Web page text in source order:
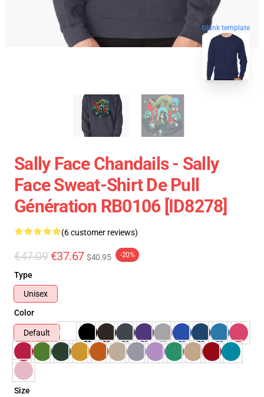
blank template
Sally Face Chandails - Sally
Face Sweat-Shirt De Pull
Génération RB0106 [ID8278]
(6 customer reviews)
€47.09 €37.67 $40.95 -20%
Type
Unisex
Color
Default
Size